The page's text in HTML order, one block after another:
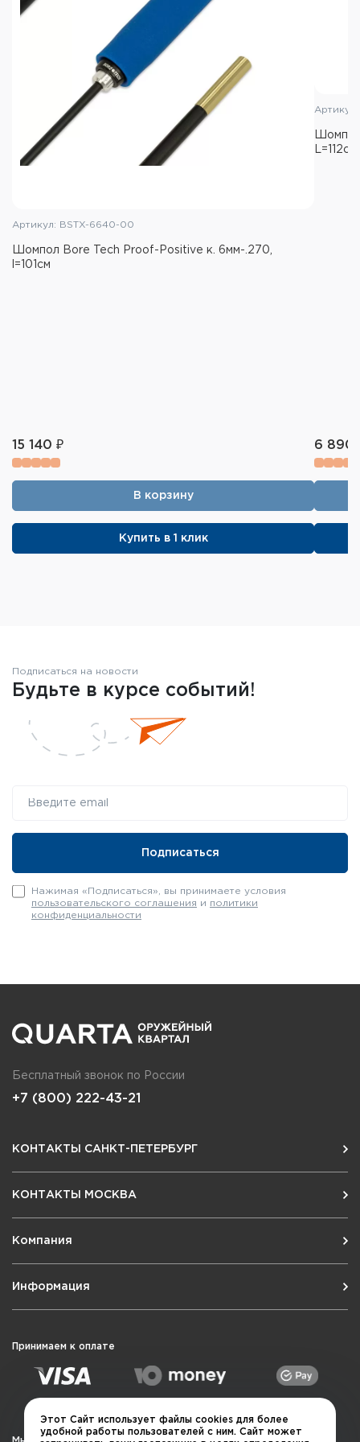
Артикул: BSTX-6640-00
Шомпол Bore Tech Proof-Positive к. 6мм-.270,
l=101см
15 140 ₽
В корзину
Купить в 1 клик
L=112см
6 890
Подписаться на новости
Будьте в курсе событий!
Нажимая «Подписаться», вы принимаете условия
пользовательского соглашения и политики
конфиденциальности
Бесплатный звонок по России
+7 (800) 222-43-21
КОНТАКТЫ САНКТ-ПЕТЕРБУРГ
КОНТАКТЫ МОСКВА
Компания
Информация
Принимаем к оплате
Этот Сайт использует файлы cookies для более
удобной работы пользователей с ним. Сайт может